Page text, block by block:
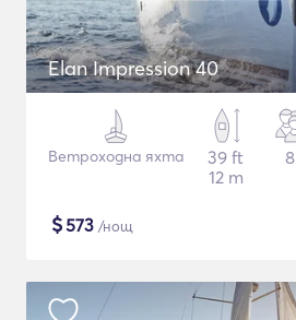
Elan Impression 40
Ветроходна яхта
39 ft
12 m
8
$573 /нощ